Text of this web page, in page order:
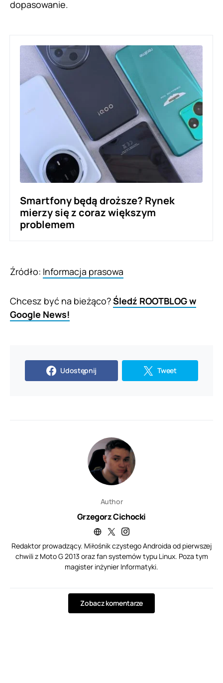
dopasowanie.
Smartfony będą droższe? Rynek
mierzy się z coraz większym
problemem
Źródło: Informacja prasowa
Chcesz być na bieżąco?Śledź ROOTBLOG w
Google News!
Udostępnij Tweet
Author
Grzegorz Cichocki
Redaktor prowadzący. Miłośnik czystego Androida od pierwszej
chwili z Moto G 2013 oraz fan systemów typu Linux. Poza tym
magister inżynier Informatyki.
Zobacz komentarze